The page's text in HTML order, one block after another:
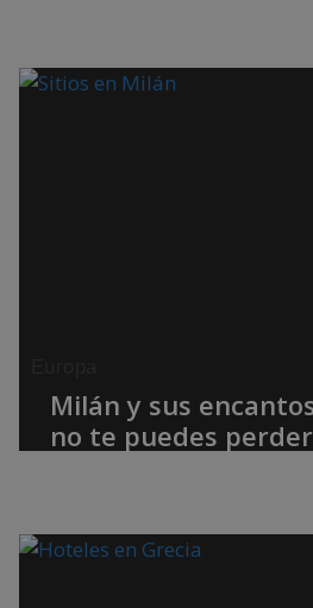
Milán y sus
no te puedes perder